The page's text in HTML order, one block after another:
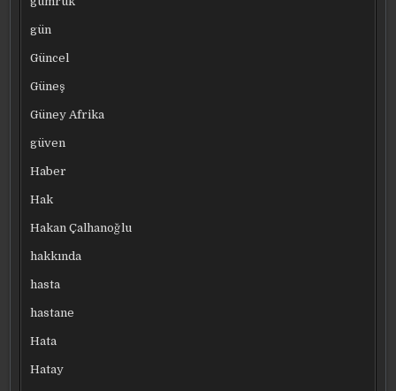
gün
Güncel
Güneş
Güney Afrika
güven
Haber
Hak
Hakan Çalhanoğlu
hakkında
hasta
hastane
Hata
Hatay